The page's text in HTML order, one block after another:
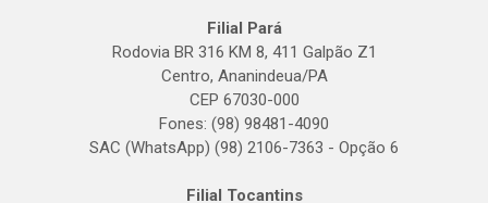
Filial Pará
Rodovia BR 316 KM 8, 411 Galpão Z1
Centro, Ananindeua/PA
CEP 67030-000
Fones: (98) 98481-4090
SAC (WhatsApp) (98) 2106-7363 - Opção 6
Filial Tocantins